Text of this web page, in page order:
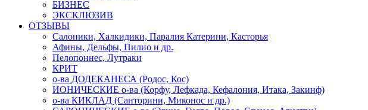
БИЗНЕС
ЭКСКЛЮЗИВ
ОТЗЫВЫ
Салоники, Халкидики, Паралия Катерини, Касторья
Афины, Дельфы, Пилио и др.
Пелопоннес, Лутраки
КРИТ
о-ва ДОДЕКАНЕСА (Родос, Кос)
ИОНИЧЕСКИЕ о-ва (Корфу, Лефкада, Кефалония, Итака, Закинф)
о-ва КИКЛАД (Санторини, Миконос и др.)